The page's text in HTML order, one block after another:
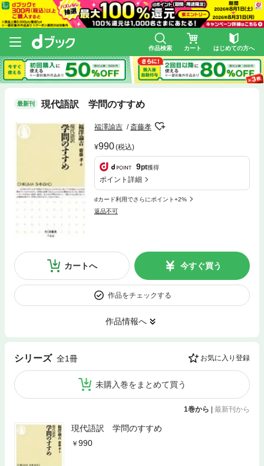
作品検索 カート はじめての方へ
最新刊 現代語訳 学問のすすめ
福澤諭吉 斎藤孝
990(税込)
9pt獲得
ポイント詳細
dカード利用でさらにポイント+2%
返品不可
カートへ 今すぐ買う
作品をチェックする
作品情報へ
シリーズ 全1冊 お気に入り登録
未購入巻をまとめて買う
1巻から | 最新刊から
現代語訳 学問のすすめ
990